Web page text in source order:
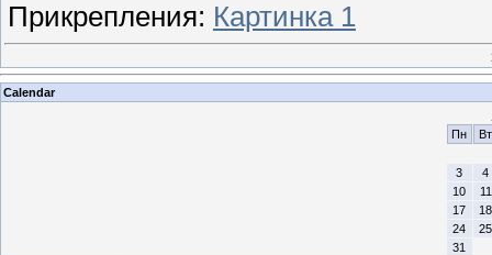
Прикрепления: Картинка 1
Calendar
Пн
Вт
3
4
10
11
17
18
24
25
31